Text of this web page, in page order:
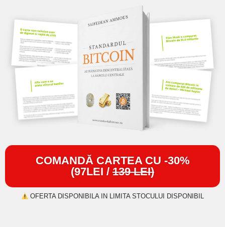
COMANDĂ CARTEA CU -30%
(97LEI / 139 LEI)
OFERTA DISPONIBILA IN LIMITA STOCULUI DISPONIBIL